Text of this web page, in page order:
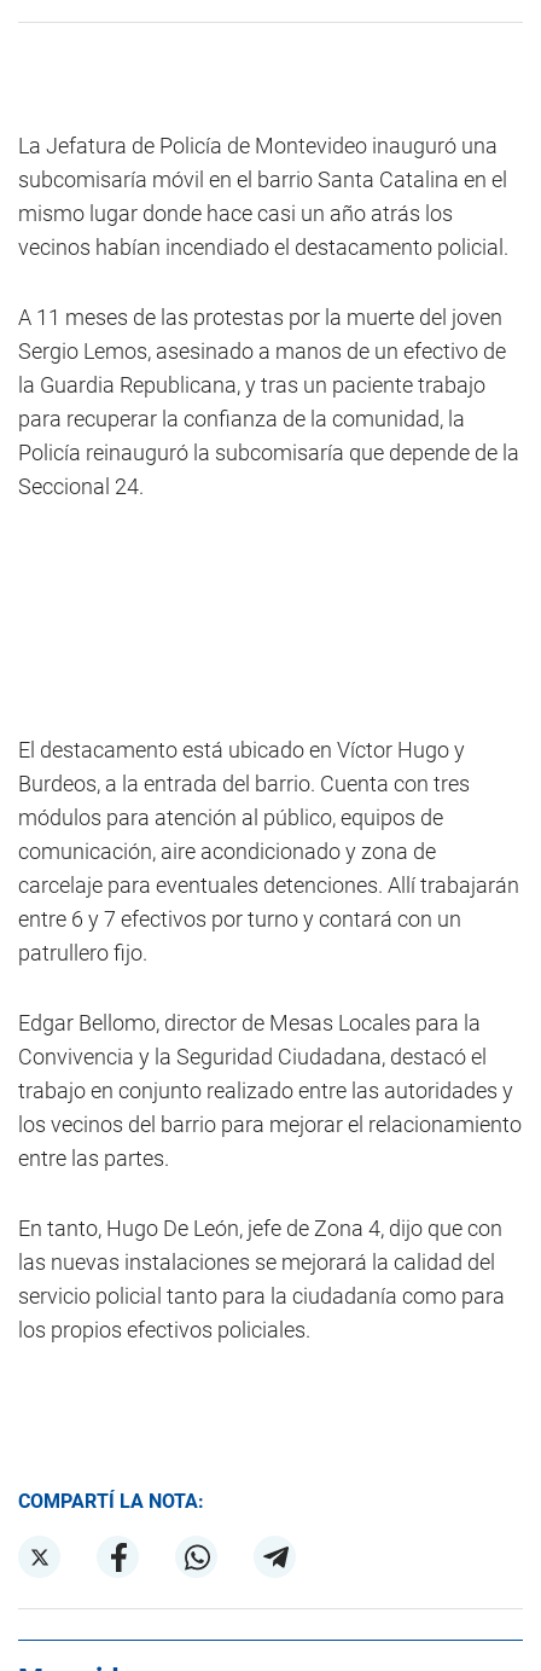
La Jefatura de Policía de Montevideo inauguró una
subcomisaría móvil en el barrio Santa Catalina en el
mismo lugar donde hace casi un año atrás los
vecinos habían incendiado el destacamento policial.
A 11 meses de las protestas por la muerte del joven
Sergio Lemos, asesinado a manos de un efectivo de
la Guardia Republicana, y tras un paciente trabajo
para recuperar la confianza de la comunidad, la
Policía reinauguró la subcomisaría que depende de la
Seccional 24.
El destacamento está ubicado en Víctor Hugo y
Burdeos, a la entrada del barrio. Cuenta con tres
módulos para atención al público, equipos de
comunicación, aire acondicionado y zona de
carcelaje para eventuales detenciones. Allí trabajarán
entre 6 y 7 efectivos por turno y contará con un
patrullero fijo.
Edgar Bellomo, director de Mesas Locales para la
Convivencia y la Seguridad Ciudadana, destacó el
trabajo en conjunto realizado entre las autoridades y
los vecinos del barrio para mejorar el relacionamiento
entre las partes.
En tanto, Hugo De León, jefe de Zona 4, dijo que con
las nuevas instalaciones se mejorará la calidad del
servicio policial tanto para la ciudadanía como para
los propios efectivos policiales.
COMPARTÍ LA NOTA: